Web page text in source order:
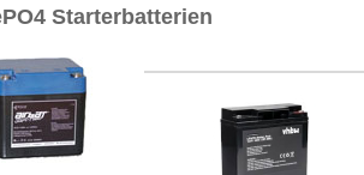
Starterbatterien